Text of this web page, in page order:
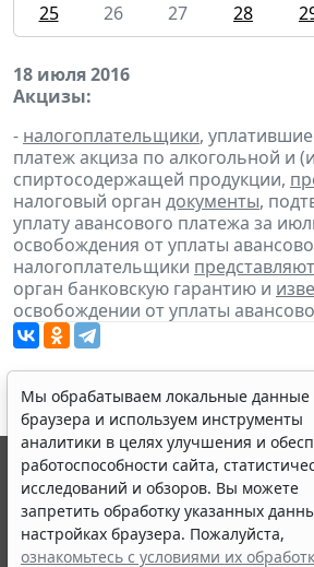
25
26 27 28
18 июля 2016
Акцизы:
- налогоплательщики,
платеж акциза по алкогольной и
спиртосодержащей продукции,
налоговый орган документы,
уплату авансового платежа за
освобождения от уплаты
налогоплательщики представляют
орган банковскую гарантию и
освобождении от уплаты
Мы обрабатываем локальные данные
браузера и используем инструменты
аналитики в целях улучшения и
работоспособности сайта,
исследований и обзоров. Вы можете
запретить обработку указанных
настройках браузера. Пожалуйста,
ознакомьтесь с условиями их
© ООО "НПП "ГАРАНТ-СЕРВИС", 2026.
выпускается с 1990 года. Компания
являются участниками Российской
информации ГАРАНТ.